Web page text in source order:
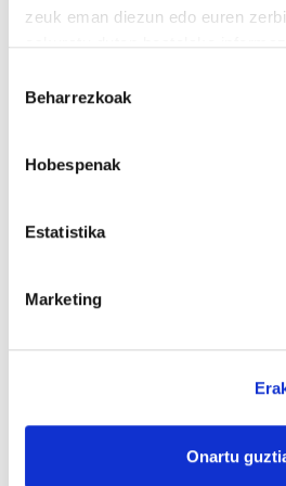
zeuk eman diezun edo euren
hautatzea
Beharrezkoak
Hobespenak
Estatistika
Marketing
Onartu
baldintzatan sinatu
helburua dela -
bermeak
Confebasken
astakeria da ELAri
ere egiten, bera
zuen bezala, “ez dago
aipatzen du, baina